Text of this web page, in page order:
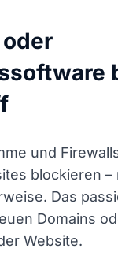
und
blockieren –
Das
Domains
Website.